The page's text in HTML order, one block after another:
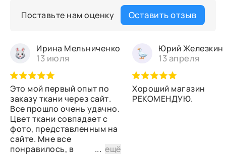
Поставьте нам оценку Оставить отзыв
Ирина Мельниченко
13 июля
Это мой первый опыт по
заказу ткани через сайт.
Все прошло очень удачно.
Цвет ткани совпадает с
фото, представленным на
сайте. Мне все
понравилось, в
...ещё
Юрий Железкин
13 апреля
Хороший магазин
РЕКОМЕНДУЮ.